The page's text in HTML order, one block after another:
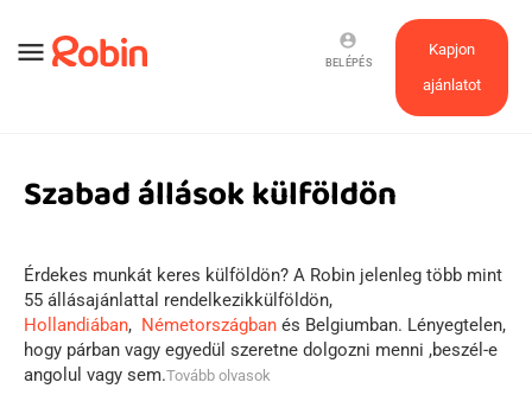
menu
Kapjon
ajánlatot
account_circle
BELÉPÉS
Szabad állások külföldön
Érdekes munkát keres külföldön? A Robin jelenleg több mint
55 állásajánlattal rendelkezikkülföldön,
Hollandiában, Németországban és Belgiumban. Lényegtelen,
hogy párban vagy egyedül szeretne dolgozni menni ,beszél-e
angolul vagy sem.Tovább olvasok